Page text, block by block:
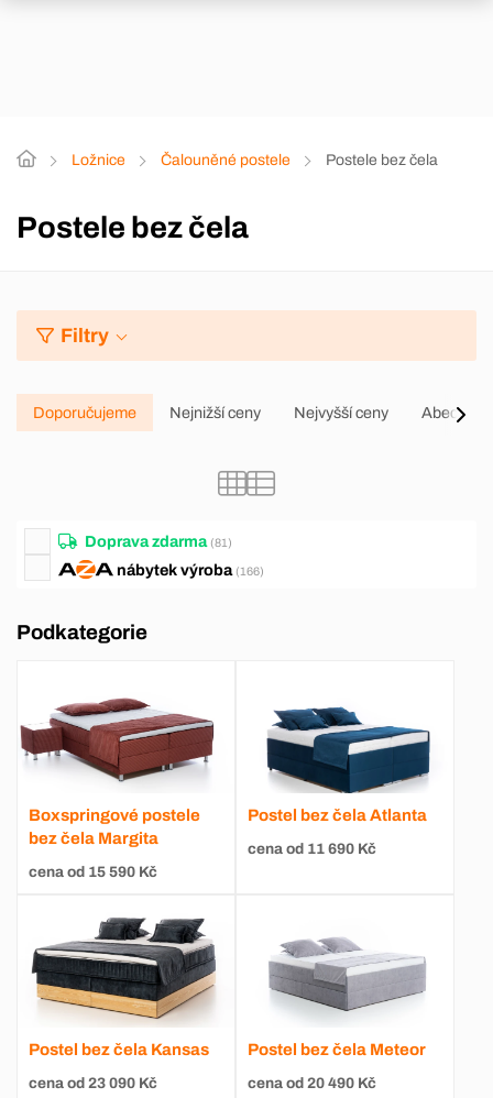
Ložnice Čalouněné postele Postele bez čela
Postele bez čela
Filtry
Doporučujeme Nejnižší ceny Nejvyšší ceny Abecedně
Doprava zdarma (81)
nábytekvýroba (166)
Podkategorie
Boxspringové postele
bez čela Margita
cena od 15 590 Kč
Postel bez čela Atlanta
cena od 11 690 Kč
Postel bez čela Kansas
cena od 23 090 Kč
Postel bez čela Meteor
cena od 20 490 Kč